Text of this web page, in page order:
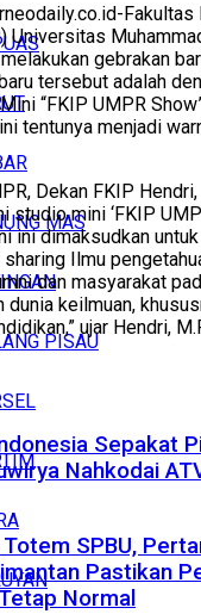
MAS
PISAU
Fakultas
Universitas
gebrakan
tersebut adalah
“FKIP UMPR
tentunya menjadi
Dekan FKIP
studio mini ‘FKIP
ini dimaksudkan
Ilmu
dan masyarakat
dunia keilmuan,
ujar Hendri,
Sepakat
Nahkodai
SPBU,
Pastikan
Normal